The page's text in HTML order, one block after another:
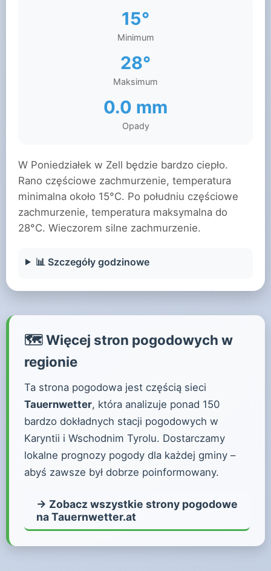
15°
Minimum
28°
Maksimum
0.0 mm
Opady
W Poniedziałek w Zell będzie bardzo ciepło.
Rano częściowe zachmurzenie, temperatura
minimalna około 15°C. Po południu częściowe
zachmurzenie, temperatura maksymalna do
28°C. Wieczorem silne zachmurzenie.
📊 Szczegóły godzinowe
🗺️ Więcej stron pogodowych w
regionie
Ta strona pogodowa jest częścią sieci
Tauernwetter, która analizuje ponad 150
bardzo dokładnych stacji pogodowych w
Karyntii i Wschodnim Tyrolu. Dostarczamy
lokalne prognozy pogody dla każdej gminy –
abyś zawsze był dobrze poinformowany.
→ Zobacz wszystkie strony pogodowe
na Tauernwetter.at